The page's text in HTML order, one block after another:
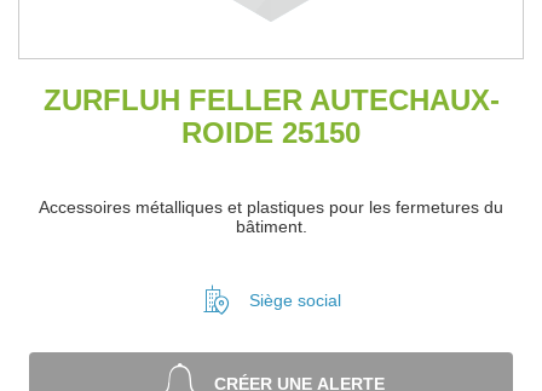
ZURFLUH FELLER AUTECHAUX-
ROIDE 25150
Accessoires métalliques et plastiques pour les fermetures du
bâtiment.
Siège social
CRÉER UNE ALERTE